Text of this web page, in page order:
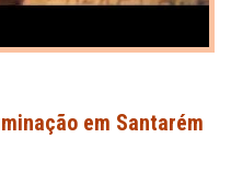
em Santarém